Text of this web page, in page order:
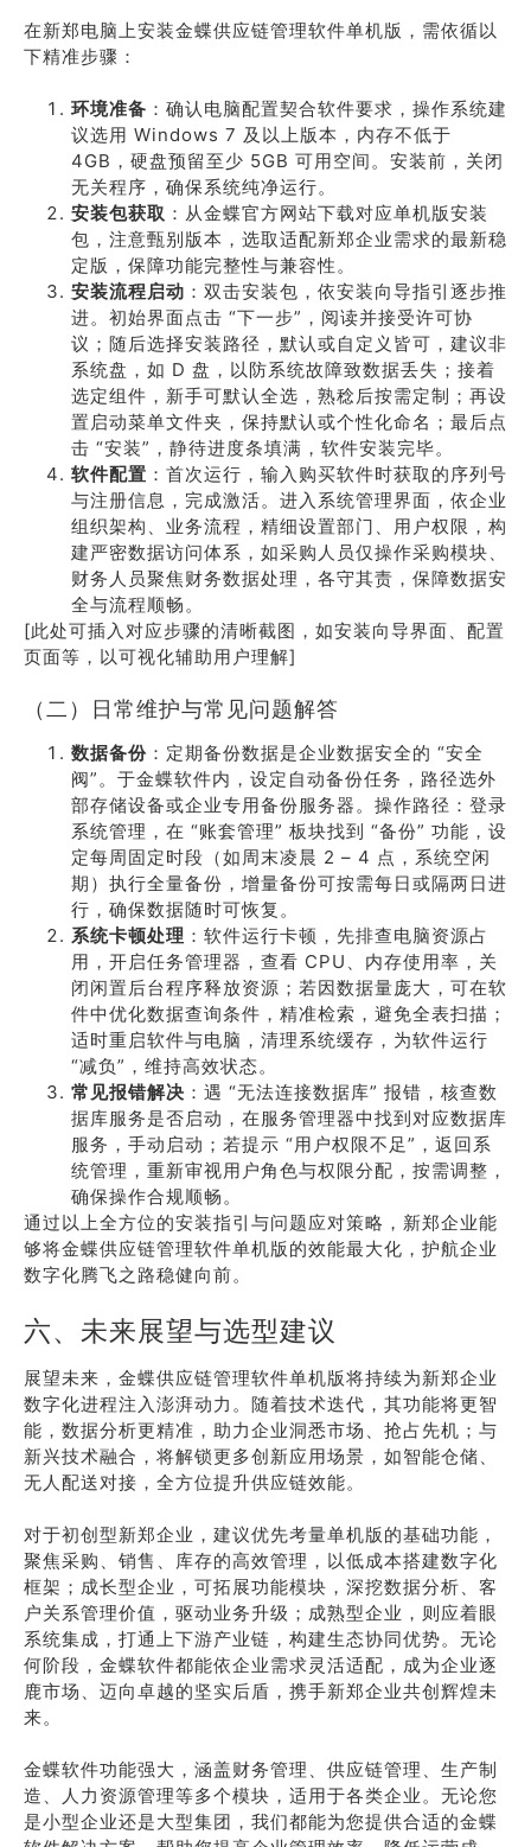
在新郑电脑上安装金蝶供应链管理软件单机版，需依循以
下精准步骤：
环境准备 ：确认电脑配置契合软件要求，操作系统建
议选用 Windows 7 及以上版本，内存不低于
4GB，硬盘预留至少 5GB 可用空间。安装前，关闭
无关程序，确保系统纯净运行。
安装包获取 ：从金蝶官方网站下载对应单机版安装
包，注意甄别版本，选取适配新郑企业需求的最新稳
定版，保障功能完整性与兼容性。
安装流程启动 ：双击安装包，依安装向导指引逐步推
进。初始界面点击 “下一步”，阅读并接受许可协
议；随后选择安装路径，默认或自定义皆可，建议非
系统盘，如 D 盘，以防系统故障致数据丢失；接着
选定组件，新手可默认全选，熟稔后按需定制；再设
置启动菜单文件夹，保持默认或个性化命名；最后点
击 “安装”，静待进度条填满，软件安装完毕。
软件配置 ：首次运行，输入购买软件时获取的序列号
与注册信息，完成激活。进入系统管理界面，依企业
组织架构、业务流程，精细设置部门、用户权限，构
建严密数据访问体系，如采购人员仅操作采购模块、
财务人员聚焦财务数据处理，各守其责，保障数据安
全与流程顺畅。
[此处可插入对应步骤的清晰截图，如安装向导界面、配置
页面等，以可视化辅助用户理解]
（二）日常维护与常见问题解答
数据备份 ：定期备份数据是企业数据安全的 “安全
阀”。于金蝶软件内，设定自动备份任务，路径选外
部存储设备或企业专用备份服务器。操作路径：登录
系统管理，在 “账套管理” 板块找到 “备份” 功能，设
定每周固定时段（如周末凌晨 2 – 4 点，系统空闲
期）执行全量备份，增量备份可按需每日或隔两日进
行，确保数据随时可恢复。
系统卡顿处理 ：软件运行卡顿，先排查电脑资源占
用，开启任务管理器，查看 CPU、内存使用率，关
闭闲置后台程序释放资源；若因数据量庞大，可在软
件中优化数据查询条件，精准检索，避免全表扫描；
适时重启软件与电脑，清理系统缓存，为软件运行
“减负”，维持高效状态。
常见报错解决 ：遇 “无法连接数据库” 报错，核查数
据库服务是否启动，在服务管理器中找到对应数据库
服务，手动启动；若提示 “用户权限不足”，返回系
统管理，重新审视用户角色与权限分配，按需调整，
确保操作合规顺畅。
通过以上全方位的安装指引与问题应对策略，新郑企业能
够将金蝶供应链管理软件单机版的效能最大化，护航企业
数字化腾飞之路稳健向前。
六、未来展望与选型建议
展望未来，金蝶供应链管理软件单机版将持续为新郑企业
数字化进程注入澎湃动力。随着技术迭代，其功能将更智
能，数据分析更精准，助力企业洞悉市场、抢占先机；与
新兴技术融合，将解锁更多创新应用场景，如智能仓储、
无人配送对接，全方位提升供应链效能。
对于初创型新郑企业，建议优先考量单机版的基础功能，
聚焦采购、销售、库存的高效管理，以低成本搭建数字化
框架；成长型企业，可拓展功能模块，深挖数据分析、客
户关系管理价值，驱动业务升级；成熟型企业，则应着眼
系统集成，打通上下游产业链，构建生态协同优势。无论
何阶段，金蝶软件都能依企业需求灵活适配，成为企业逐
鹿市场、迈向卓越的坚实后盾，携手新郑企业共创辉煌未
来。
金蝶软件功能强大，涵盖财务管理、供应链管理、生产制
造、人力资源管理等多个模块，适用于各类企业。无论您
是小型企业还是大型集团，我们都能为您提供合适的金蝶